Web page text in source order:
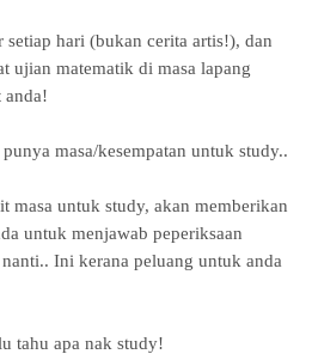
setiap hari (bukan cerita artis!), dan
ujian matematik di masa lapang
anda!
masa/kesempatan untuk study..
masa untuk study, akan memberikan
untuk menjawab peperiksaan
Ini kerana peluang untuk anda
tahu apa nak study!